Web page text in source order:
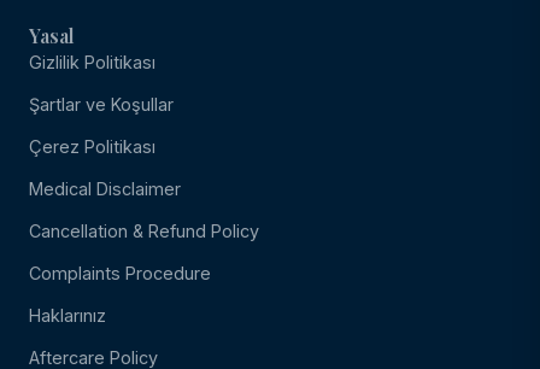
Yasal
Gizlilik Politikası
Şartlar ve Koşullar
Çerez Politikası
Medical Disclaimer
Cancellation & Refund Policy
Complaints Procedure
Haklarınız
Aftercare Policy